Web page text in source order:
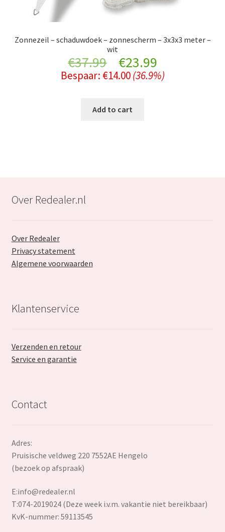
Zonnezeil – schaduwdoek – zonnescherm – 3x3x3 meter –
wit
€37.99
Original
price
was:
€23.99Current
price
Bespaar: €14.00 (36.9%)
Add to cart
Over Redealer.nl
Over Redealer
Privacy statement
Algemene voorwaarden
Klantenservice
Verzenden en retour
Service en garantie
Contact
Adres:
Pruisische veldweg 220 7552AE Hengelo
(bezoek op afspraak)
E:info@redealer.nl
T:074-2019024 (Deze week i.v.m. vakantie niet bereikbaar)
KvK-nummer: 59113545